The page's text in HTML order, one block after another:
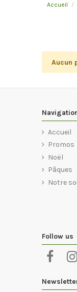
Accueil
Aucun
Accueil
Promos
Noël
Pâques
Notre
Follow us